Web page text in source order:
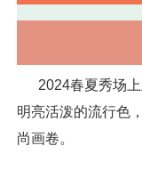
2024春夏秀场上
明亮活泼的流行色
尚画卷。